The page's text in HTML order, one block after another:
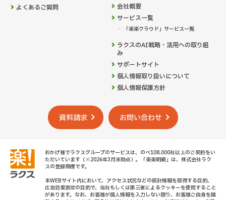
よくあるご質問
会社概要
サービス一覧
「楽楽クラウド」サービス一覧
ラクスのAI戦略・活用への取り組
み
サポートサイト
個人情報取り扱いについて
個人情報保護方針
資料請求 お問い合わせ
おかげ様でラクスグループのサービスは、のべ108,000社以上のご契約をい
ただいています（※2026年3月末時点）。「楽楽明細」は、株式会社ラク
スの登録商標です。
本WEBサイト内において、アクセス状況などの統計情報を取得する目的、
広告効果測定の目的で、当社もしくは第三者によるクッキーを使用すること
があります。なお、お客様が個人情報を入力しない限り、お客様ご自身を識